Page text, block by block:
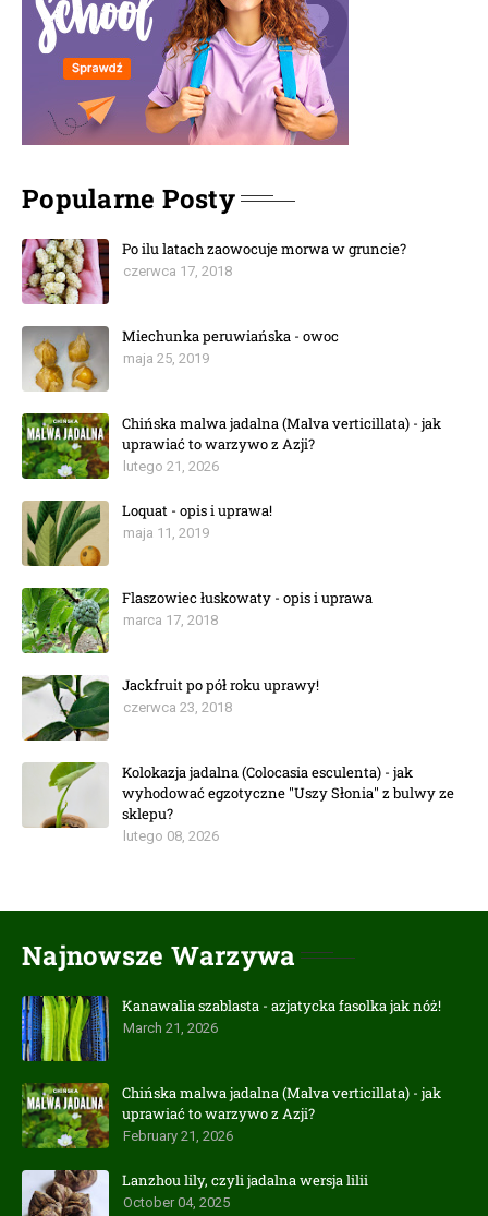
Popularne Posty
Po ilu latach zaowocuje morwa w gruncie?
czerwca 17, 2018
Miechunka peruwiańska - owoc
maja 25, 2019
Chińska malwa jadalna (Malva verticillata) - jak
uprawiać to warzywo z Azji?
lutego 21, 2026
Loquat - opis i uprawa!
maja 11, 2019
Flaszowiec łuskowaty - opis i uprawa
marca 17, 2018
Jackfruit po pół roku uprawy!
czerwca 23, 2018
Kolokazja jadalna (Colocasia esculenta) - jak
wyhodować egzotyczne "Uszy Słonia" z bulwy ze
sklepu?
lutego 08, 2026
Najnowsze Warzywa
Kanawalia szablasta - azjatycka fasolka jak nóż!
March 21, 2026
Chińska malwa jadalna (Malva verticillata) - jak
uprawiać to warzywo z Azji?
February 21, 2026
Lanzhou lily, czyli jadalna wersja lilii
October 04, 2025